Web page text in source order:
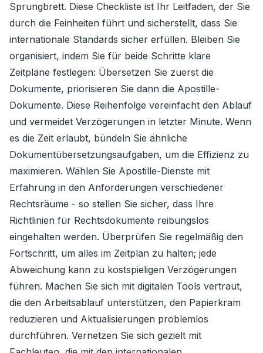
Sprungbrett. Diese Checkliste ist Ihr Leitfaden, der Sie
durch die Feinheiten führt und sicherstellt, dass Sie
internationale Standards sicher erfüllen. Bleiben Sie
organisiert, indem Sie für beide Schritte klare
Zeitpläne festlegen: Übersetzen Sie zuerst die
Dokumente, priorisieren Sie dann die Apostille-
Dokumente. Diese Reihenfolge vereinfacht den Ablauf
und vermeidet Verzögerungen in letzter Minute. Wenn
es die Zeit erlaubt, bündeln Sie ähnliche
Dokumentübersetzungsaufgaben, um die Effizienz zu
maximieren. Wählen Sie Apostille-Dienste mit
Erfahrung in den Anforderungen verschiedener
Rechtsräume - so stellen Sie sicher, dass Ihre
Richtlinien für Rechtsdokumente reibungslos
eingehalten werden. Überprüfen Sie regelmäßig den
Fortschritt, um alles im Zeitplan zu halten; jede
Abweichung kann zu kostspieligen Verzögerungen
führen. Machen Sie sich mit digitalen Tools vertraut,
die den Arbeitsablauf unterstützen, den Papierkram
reduzieren und Aktualisierungen problemlos
durchführen. Vernetzen Sie sich gezielt mit